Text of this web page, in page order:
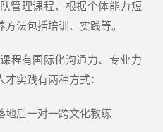
管理课程，根据个体能力短
法包括培训、实践等。
程有国际化沟通力、专业力
实践有两种方式：
地后一对一跨文化教练